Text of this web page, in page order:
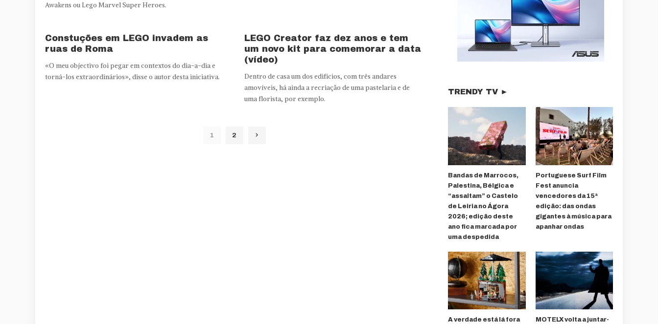
Awakens ou Lego Marvel Super Heroes.
Constuções em LEGO invadem as
ruas de Roma
«O meu objectivo foi pegar em contextos do dia-a-dia e
torná-los extraordinários», disse o autor desta iniciativa.
LEGO Creator faz dez anos e tem
um novo kit para comemorar a data
(vídeo)
Dentro de casa um dos edifícios, com três andares
amovíveis, há ainda a recriação de uma pastelaria e de
uma florista, por exemplo.
1 2
TRENDY TV ►
Bandas de Marrocos,
Palestina, Bélgica e
“assaltam” o Castelo
de Leiria no Ágora
2026; edição deste
ano fica marcada por
uma despedida
Portuguese Surf Film
Fest anuncia
vencedores da 15ª
edição: das ondas
gigantes à música para
apanhar ondas
A verdade está lá fora
MOTELX volta a juntar-